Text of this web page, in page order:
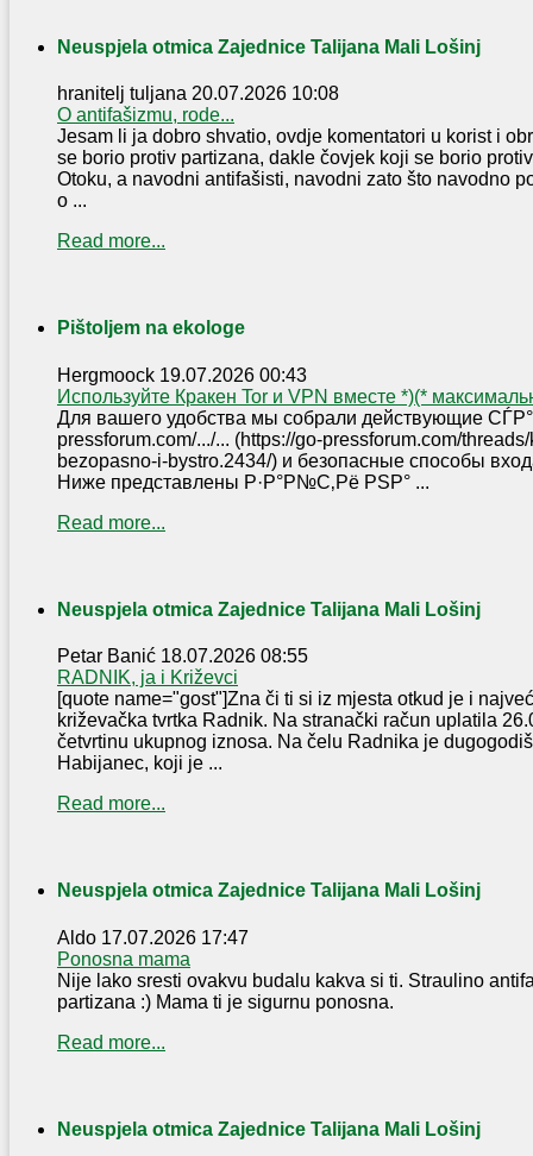
Neuspjela otmica Zajednice Talijana Mali Lošinj
hranitelj tuljana 20.07.2026 10:08
O antifašizmu, rode...
Jesam li ja dobro shvatio, ovdje komentatori u korist i
se borio protiv partizana, dakle čovjek koji se borio
Otoku, a navodni antifašisti, navodni zato što navodno
o ...
Read more...
Pištoljem na ekologe
Hergmoock 19.07.2026 00:43
Используйте Кракен Tor и VPN вместе *)(*
Для вашего удобства мы собрали действующие
pressforum.com/.../... (https://go-pressforum.com/
bezopasno-i-bystro.2434/) и безопасные способы
Ниже представлены Р·Р°Р№С‚Рё РЅР° ...
Read more...
Neuspjela otmica Zajednice Talijana Mali Lošinj
Petar Banić 18.07.2026 08:55
RADNIK, ja i Križevci
[quote name="gost"]Zna či ti si iz mjesta otkud je i
križevačka tvrtka Radnik. Na stranački račun uplatila
četvrtinu ukupnog iznosa. Na čelu Radnika je
Habijanec, koji je ...
Read more...
Neuspjela otmica Zajednice Talijana Mali Lošinj
Aldo 17.07.2026 17:47
Ponosna mama
Nije lako sresti ovakvu budalu kakva si ti. Straulino
partizana :) Mama ti je sigurnu ponosna.
Read more...
Neuspjela otmica Zajednice Talijana Mali Lošinj